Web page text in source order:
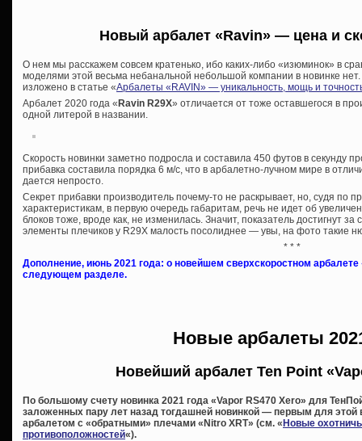
Новый арбалет «Ravin» — цена и
О нем мы расскажем совсем кратенько, ибо каких-либо «изюминок» в
моделями этой весьма небанальной небольшой компании в новинке
изложено в статье «Арбалеты «RAVIN» — уникальность, мощь и
Арбалет 2020 года « Ravin R29X» отличается от тоже оставшегося в
одной литерой в названии.
Скорость новинки заметно подросла и составила 450 футов в секунду
прибавка составила порядка 6 м/с, что в арбалетно-лучном мире в
дается непросто.
Секрет прибавки производитель почему-то не раскрывает, но, судя по
характеристикам, в первую очередь габаритам, речь не идет об
блоков тоже, вроде как, не изменилась. Значит, показатель достигнут за
элементы плечиков у R29X малость посолиднее — увы, на фото такие
* * *
Дополнение, июнь 2021 года: о новейшем сверхскоростном арбалете
следующем разделе.
Новые арбалеты
Новейший арбалет Ten Point
По большому счету новинка 2021 года «Vapor RS470 Xero» для
заложенных пару лет назад тогдашней новинкой — первым для этой
арбалетом с «обратными» плечами «Nitro XRT» (см. «Новые
противоположностей«).